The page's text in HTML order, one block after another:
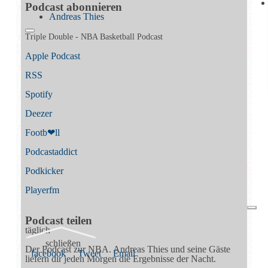
Andreas Thies
Podcast abonnieren
Triple Double - NBA Basketball Podcast
Apple Podcast
RSS
Spotify
Deezer
Footb❤ll
Podcast­addict
Podkicker
Playerfm
Podcast teilen
facebook Tweet Email
täglich
Der Podcast zur NBA. Andreas Thies und seine Gäste
liefern dir jeden Morgen die Ergebnisse der Nacht.
schließen